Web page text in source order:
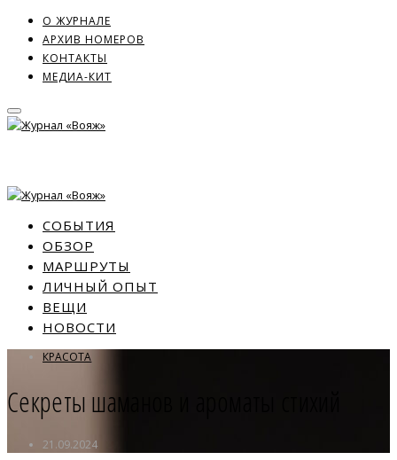
О ЖУРНАЛЕ
АРХИВ НОМЕРОВ
КОНТАКТЫ
МЕДИА-КИТ
СОБЫТИЯ
ОБЗОР
МАРШРУТЫ
ЛИЧНЫЙ ОПЫТ
ВЕЩИ
НОВОСТИ
КРАСОТА
Секреты шаманов и ароматы стихий
21.09.2024